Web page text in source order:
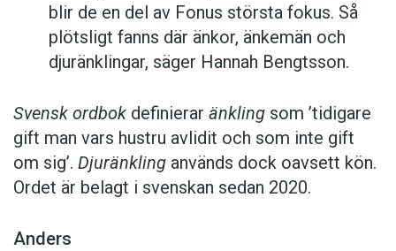
blir de en del av Fonus största fokus. Så
plötsligt fanns där änkor, änkemän och
djuränklingar, säger Hannah Bengtsson.
Svensk ordbok definierar änkling som ’tidigare
gift man vars hustru av­lidit och som inte gift
om sig’. Djuränkling används dock oavsett kön.
Ordet är belagt i svenskan sedan 2020.
Anders